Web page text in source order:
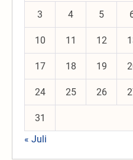
3 4 5
10 11 12
17 18 19
24 25 26
31
« Juli